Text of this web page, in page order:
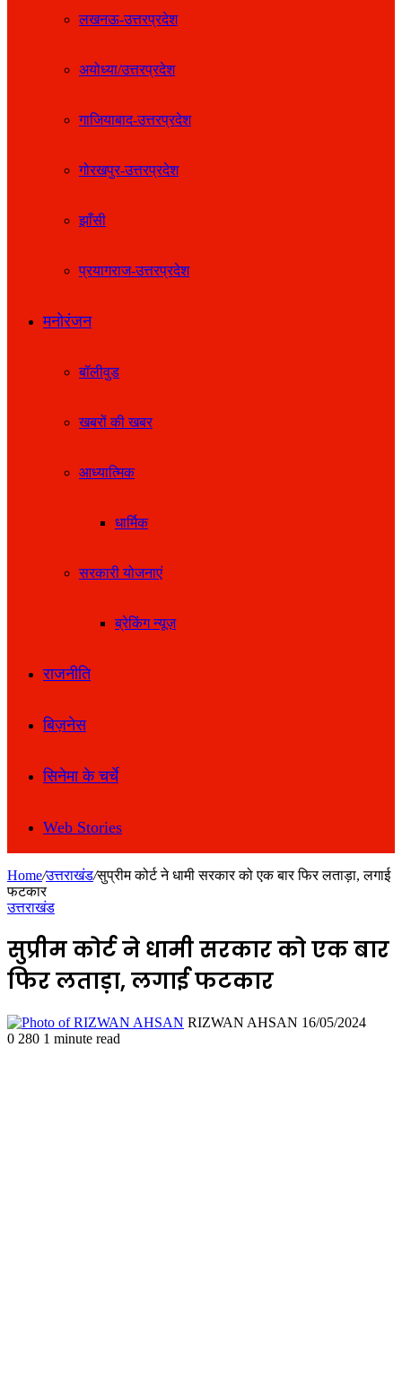
लखनऊ-उत्तरप्रदेश
अयोध्या/उत्तरप्रदेश
गाजियाबाद-उत्तरप्रदेश
गोरखपुर-उत्तरप्रदेश
झाँसी
प्रयागराज-उत्तरप्रदेश
मनोरंजन
बॉलीवुड
खबरों की खबर
आध्यात्मिक
धार्मिक
सरकारी योजनाएं
ब्रेकिंग न्यूज़
राजनीति
बिज़नेस
सिनेमा के चर्चे
Web Stories
Home/उत्तराखंड/सुप्रीम कोर्ट ने धामी सरकार को एक बार फिर लताड़ा, लगाई
फटकार
उत्तराखंड
सुप्रीम कोर्ट ने धामी सरकार को एक बार
फिर लताड़ा, लगाई फटकार
RIZWAN AHSAN Send
16/05/2024
0 280 1 minute read